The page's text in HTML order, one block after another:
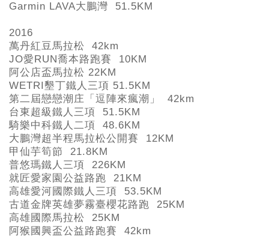
Garmin LAVA大鵬灣 51.5KM
2016
萬丹紅豆馬拉松 42km
JO愛RUN喬本路跑賽 10KM
阿公店盃馬拉松 22KM
WETRI 墾丁鐵人三項 51.5KM
第二屆戀戀潮庄「逗陣來瘋潮」 42km
台東超級鐵人三項 51.5KM
騎樂中科鐵人二項 48.6KM
大鵬灣超半程馬拉松公開賽 12KM
甲仙芋筍節 21.8KM
普悠瑪鐵人三項 226KM
就匠愛家園公益路跑 21KM
高雄愛河國際鐵人三項 53.5KM
古道金牌英雄夢霧臺櫻花路跑 25KM
高雄國際馬拉松 25KM
阿猴國興盃公益路跑賽 42km